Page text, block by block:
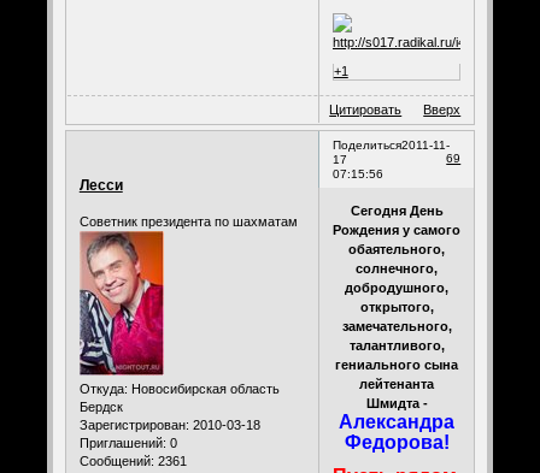
+1
Цитировать Вверх
Поделиться
69
2011-11-
17
07:15:56
Лесси
Советник президента по шахматам
Откуда: Новосибирская область
Бердск
Зарегистрирован: 2010-03-18
Приглашений: 0
Сообщений: 2361
Сегодня День
Рождения у самого
обаятельного,
солнечного,
добродушного,
открытого,
замечательного,
талантливого,
гениального сына
лейтенанта
Шмидта -
Александра
Федорова!